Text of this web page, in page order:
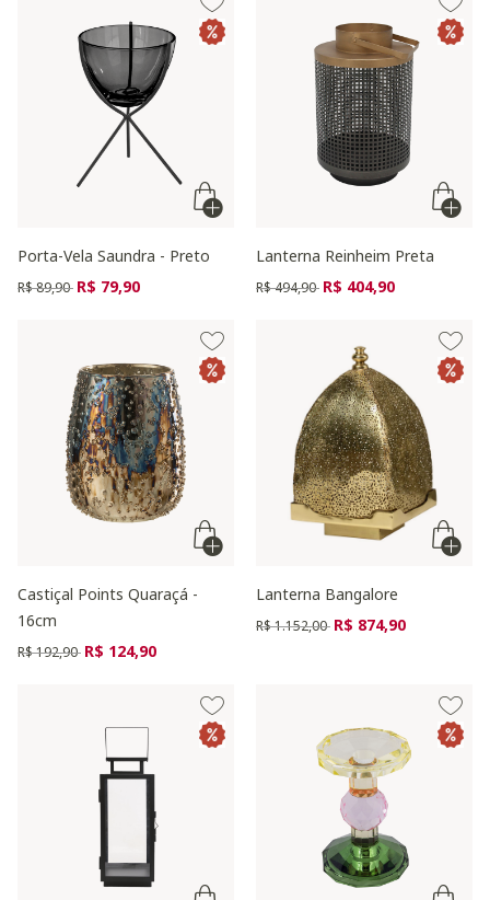
Porta-Vela Saundra - Preto
Preço reduzido de
R$ 89,90 para
R$ 79,90
Lanterna Reinheim Preta
Preço reduzido de
R$ 494,90 para
R$ 404,90
Castiçal Points Quaraçá -
16cm
Preço reduzido de
R$ 192,90 para
R$ 124,90
Lanterna Bangalore
Preço reduzido de
R$ 1.152,00 para
R$ 874,90